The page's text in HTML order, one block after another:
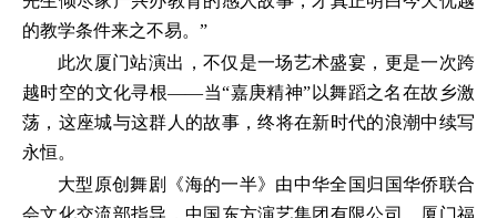
的教学条件来之不易。”
此次厦门站演出，不仅是一场艺术盛宴，更是一次跨
越时空的文化寻根——当“嘉庚精神”以舞蹈之名在故乡激
荡，这座城与这群人的故事，终将在新时代的浪潮中续写
永恒。
大型原创舞剧《海的一半》由中华全国归国华侨联合
会文化交流部指导，中国东方演艺集团有限公司、厦门福